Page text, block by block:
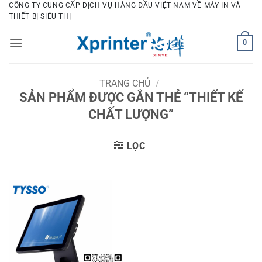
Bỏ
qua
dung
CÔNG TY CUNG CẤP DỊCH VỤ HÀNG ĐẦU VIỆT NAM VỀ MÁY IN VÀ
THIẾT BỊ SIÊU THỊ
0
TRANG CHỦ /
SẢN PHẨM ĐƯỢC GẮN THẺ “THIẾT KẾ
CHẤT LƯỢNG”
LỌC